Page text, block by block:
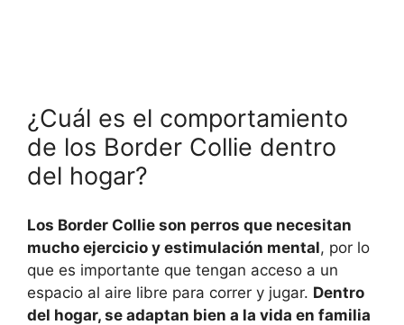
¿Cuál es el comportamiento
de los Border Collie dentro
del hogar?
Los Border Collie son perros que necesitan
mucho ejercicio y estimulación mental, por lo
que es importante que tengan acceso a un
espacio al aire libre para correr y jugar. Dentro
del hogar, se adaptan bien a la vida en familia